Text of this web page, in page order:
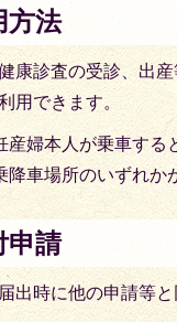
方法
康診査の受診、出
用できます。
産婦本人が乗車する
降車場所のいずれか
申請
出時に他の申請等と